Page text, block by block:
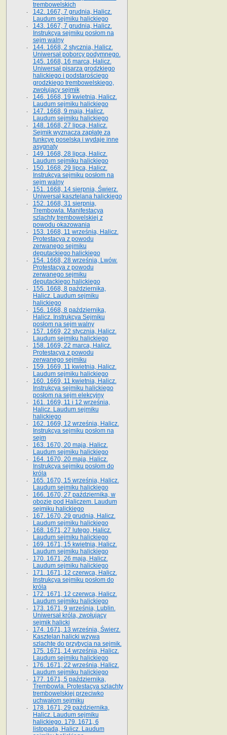
trembowelskich
142. 1667, 7 grudnia, Halicz.
Laudum sejmiku halickiego
143. 1667, 7 grudnia, Halicz.
Instrukcya sejmiku posłom na
sejm walny
144. 1668, 2 stycznia, Halicz.
Uniwersał poborcy podymnego.
145. 1668, 16 marca, Halicz.
Uniwersał pisarza grodzkiego
halickiego i podstarościego
grodzkiego trembowelskiego,
zwołujący sejmik
146. 1668, 19 kwietnia, Halicz.
Laudum sejmiku halickiego
147. 1668, 9 maja, Halicz.
Laudum sejmiku halickiego
148. 1668, 27 lipca, Halicz.
Sejmik wyznacza zapłatę za
funkcyę poselską i wydaje inne
asygnaty
149. 1668, 28 lipca, Halicz.
Laudum sejmiku halickiego
150. 1668, 29 lipca, Halicz.
Instrukcya sejmiku posłom na
sejm walny
151. 1668, 14 sierpnia, Świerz.
Uniwersał kasztelana halickiego
152. 1668, 31 sierpnia,
Trembowla. Manifestacya
szlachty trembowelskiej z
powodu okazowania
153. 1668, 11 września, Halicz.
Protestacya z powodu
zerwanego sejmiku
deputackiego halickiego
154. 1668, 28 września, Lwów.
Protestacya z powodu
zerwanego sejmiku
deputackiego halickiego
155. 1668, 8 października,
Halicz. Laudum sejmiku
halickiego
156. 1668, 8 października,
Halicz. Instrukcya Sejmiku
posłom na sejm walny
157. 1669, 22 stycznia, Halicz.
Laudum sejmiku halickiego
158. 1669, 22 marca, Halicz.
Protestacya z powodu
zerwanego sejmiku
159. 1669, 11 kwietnia, Halicz.
Laudum sejmiku halickiego
160. 1669, 11 kwietnia, Halicz.
Instrukcya sejmiku halickiego
posłom na sejm elekcyjny
161. 1669, 11 i 12 września,
Halicz. Laudum sejmiku
halickiego
162. 1669, 12 września, Halicz.
Instrukcya sejmiku posłom na
sejm
163. 1670, 20 maja, Halicz.
Laudum sejmiku halickiego
164. 1670, 20 maja, Halicz.
Instrukcya sejmiku posłom do
króla
165. 1670, 15 września, Halicz.
Laudum sejmiku halickiego
166. 1670, 27 października, w
obozie pod Haliczem. Laudum
sejmiku halickiego
167. 1670, 29 grudnia, Halicz.
Laudum sejmiku halickiego
168. 1671, 27 lutego, Halicz.
Laudum sejmiku halickiego
169. 1671, 15 kwietnia, Halicz.
Laudum sejmiku halickiego
170. 1671, 26 maja, Halicz.
Laudum sejmiku halickiego
171. 1671, 12 czerwca, Halicz.
Instrukcya sejmiku posłom do
króla
172. 1671, 12 czerwca, Halicz.
Laudum sejmiku halickiego
173. 1671, 9 września, Lublin.
Uniwersał króla, zwołujący
sejmik halicki
174. 1671, 13 września, Świerz.
Kasztelan halicki wzywa
szlachtę do przybycia na sejmik.
175. 1671, 14 września, Halicz.
Laudum sejmiku halickiego
176. 1671, 22 września, Halicz.
Laudum sejmiku halickiego
177. 1671, 5 października,
Trembowla. Protestacya szlachty
trembowelskiej przeciwko
uchwałom sejmiku
178. 1671, 29 października,
Halicz. Laudum sejmiku
halickiego. 179. 1671, 6
listopada, Halicz. Laudum